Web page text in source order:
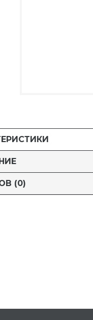
(0)